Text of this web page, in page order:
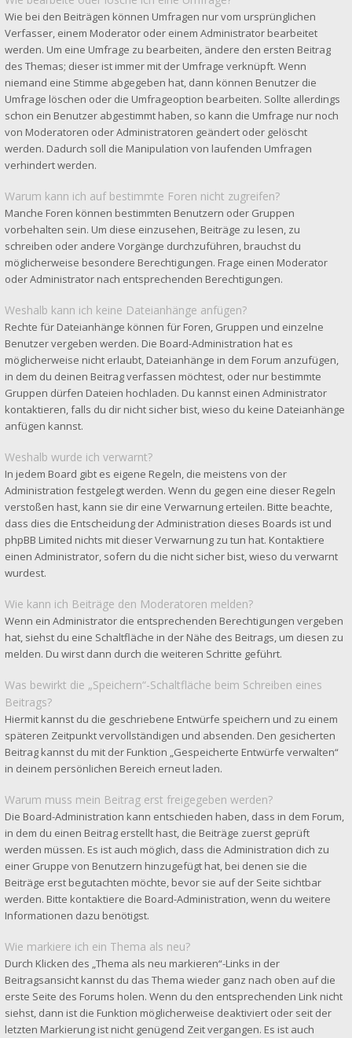
Wie bei den Beiträgen können Umfragen nur vom ursprünglichen
Verfasser, einem Moderator oder einem Administrator bearbeitet
werden. Um eine Umfrage zu bearbeiten, ändere den ersten Beitrag
des Themas; dieser ist immer mit der Umfrage verknüpft. Wenn
niemand eine Stimme abgegeben hat, dann können Benutzer die
Umfrage löschen oder die Umfrageoption bearbeiten. Sollte allerdings
schon ein Benutzer abgestimmt haben, so kann die Umfrage nur noch
von Moderatoren oder Administratoren geändert oder gelöscht
werden. Dadurch soll die Manipulation von laufenden Umfragen
verhindert werden.
Warum kann ich auf bestimmte Foren nicht zugreifen?
Manche Foren können bestimmten Benutzern oder Gruppen
vorbehalten sein. Um diese einzusehen, Beiträge zu lesen, zu
schreiben oder andere Vorgänge durchzuführen, brauchst du
möglicherweise besondere Berechtigungen. Frage einen Moderator
oder Administrator nach entsprechenden Berechtigungen.
Weshalb kann ich keine Dateianhänge anfügen?
Rechte für Dateianhänge können für Foren, Gruppen und einzelne
Benutzer vergeben werden. Die Board-Administration hat es
möglicherweise nicht erlaubt, Dateianhänge in dem Forum anzufügen,
in dem du deinen Beitrag verfassen möchtest, oder nur bestimmte
Gruppen dürfen Dateien hochladen. Du kannst einen Administrator
kontaktieren, falls du dir nicht sicher bist, wieso du keine Dateianhänge
anfügen kannst.
Weshalb wurde ich verwarnt?
In jedem Board gibt es eigene Regeln, die meistens von der
Administration festgelegt werden. Wenn du gegen eine dieser Regeln
verstoßen hast, kann sie dir eine Verwarnung erteilen. Bitte beachte,
dass dies die Entscheidung der Administration dieses Boards ist und
phpBB Limited nichts mit dieser Verwarnung zu tun hat. Kontaktiere
einen Administrator, sofern du die nicht sicher bist, wieso du verwarnt
wurdest.
Wie kann ich Beiträge den Moderatoren melden?
Wenn ein Administrator die entsprechenden Berechtigungen vergeben
hat, siehst du eine Schaltfläche in der Nähe des Beitrags, um diesen zu
melden. Du wirst dann durch die weiteren Schritte geführt.
Was bewirkt die „Speichern“-Schaltfläche beim Schreiben eines
Beitrags?
Hiermit kannst du die geschriebene Entwürfe speichern und zu einem
späteren Zeitpunkt vervollständigen und absenden. Den gesicherten
Beitrag kannst du mit der Funktion „Gespeicherte Entwürfe verwalten“
in deinem persönlichen Bereich erneut laden.
Warum muss mein Beitrag erst freigegeben werden?
Die Board-Administration kann entschieden haben, dass in dem Forum,
in dem du einen Beitrag erstellt hast, die Beiträge zuerst geprüft
werden müssen. Es ist auch möglich, dass die Administration dich zu
einer Gruppe von Benutzern hinzugefügt hat, bei denen sie die
Beiträge erst begutachten möchte, bevor sie auf der Seite sichtbar
werden. Bitte kontaktiere die Board-Administration, wenn du weitere
Informationen dazu benötigst.
Wie markiere ich ein Thema als neu?
Durch Klicken des „Thema als neu markieren“-Links in der
Beitragsansicht kannst du das Thema wieder ganz nach oben auf die
erste Seite des Forums holen. Wenn du den entsprechenden Link nicht
siehst, dann ist die Funktion möglicherweise deaktiviert oder seit der
letzten Markierung ist nicht genügend Zeit vergangen. Es ist auch